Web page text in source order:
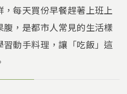
每天買份早餐趕著上班上
，是都市人常見的生活樣
動手料理，讓「吃飯」這